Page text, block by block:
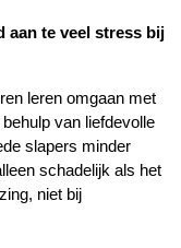
aan te veel stress bij
leren omgaan met
van liefdevolle
slapers minder
schadelijk als het
niet bij